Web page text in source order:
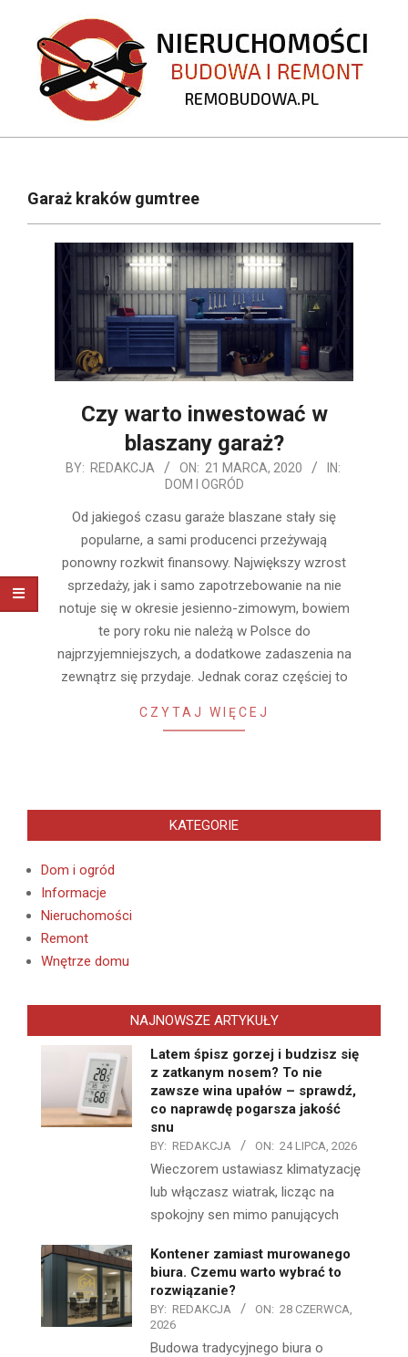
content
REMOBUDOWA.PL
NavigationGaraż kraków gumtree
Czy warto inwestować w
blaszany garaż?
2020-
BY: REDAKCJA ON: 21 MARCA, 2020
IN:
DOM I OGRÓD
Od jakiegoś czasu garaże blaszane stały się
popularne, a sami producenci przeżywają
ponowny rozkwit finansowy. Największy wzrost
sprzedaży, jak i samo zapotrzebowanie na nie
notuje się w okresie jesienno-zimowym, bowiem
te pory roku nie należą w Polsce do
najprzyjemniejszych, a dodatkowe zadaszenia na
zewnątrz się przydaje. Jednak coraz częściej to
CZYTAJ WIĘCEJ
KATEGORIE
Dom i ogród
Informacje
Nieruchomości
Remont
Wnętrze domu
NAJNOWSZE ARTYKUŁY
Latem śpisz gorzej i budzisz się
z zatkanym nosem? To nie
zawsze wina upałów – sprawdź,
co naprawdę pogarsza jakość
snu
BY: REDAKCJA ON: 24 LIPCA, 2026
Wieczorem ustawiasz klimatyzację
lub włączasz wiatrak, licząc na
spokojny sen mimo panujących
Kontener zamiast murowanego
biura. Czemu warto wybrać to
rozwiązanie?
BY: REDAKCJA ON: 28 CZERWCA,
2026
Budowa tradycyjnego biura o